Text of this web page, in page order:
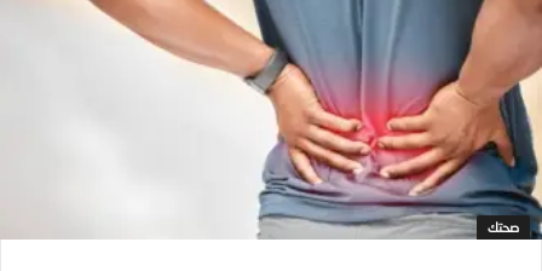
صحتك